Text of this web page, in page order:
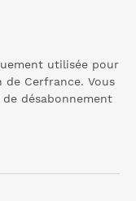
utilisée pour
Cerfrance. Vous
désabonnement